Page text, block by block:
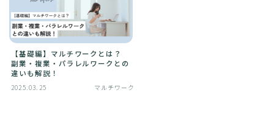
【基礎編】マルチワークとは？
副業・複業・パラレルワークとの
違いも解説！
2025.03.25 マルチワーク